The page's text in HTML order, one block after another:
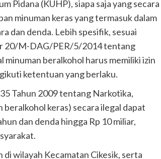
Pidana (KUHP), siapa saja yang secara
minuman keras yang termasuk dalam
dan denda. Lebih spesifik, sesuai
20/M-DAG/PER/5/2014 tentang
minuman beralkohol harus memiliki izin
ketentuan yang berlaku.
Tahun 2009 tentang Narkotika,
keras) secara ilegal dapat
dan denda hingga Rp 10 miliar,
wilayah Kecamatan Cikesik, serta